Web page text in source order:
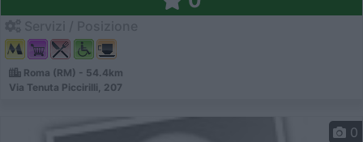
Roma (RM) - 54.4km
Via Tenuta Piccirilli, 207
0